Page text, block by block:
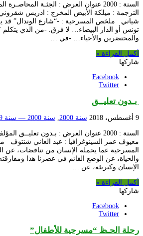
السنة : 2000 عنوان العرض : الجثـة
الترجمة : ميلكة الأبيض المخرج : ادريس
شياني ملخص المسرحية : -“شارع الوندال” قد
تونس أو الدار البيضاء… لا فرق. -من الذي
والمحتضرين والأحياء… -في …
أكمل القراءة »
شاركها
Facebook
Twitter
بـدون تعليــق
9 أغسطس، 2018 سنة 2000 , سنة 2000 — سنة 2009
السنة : 2000 عنوان العرض : بـدون
معيوف عمر السينوغرافيا : عبد الغاني شنتوف
المسرحية عما يحمله الإنسان من تناقضات، عن
والحياة، عن الوضع القائم في عصرنا هذا
الإنسان وكبريئه، عن …
أكمل القراءة »
شاركها
Facebook
Twitter
رحلة الحـظ “مسرحية للأطفال”